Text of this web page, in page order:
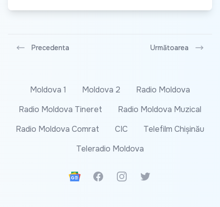
Precedenta Următoarea
Moldova 1 Moldova 2
Radio Moldova
Radio Moldova Tineret
Radio Moldova Muzical
Radio Moldova Comrat
CIC
Telefilm Chișinău
Teleradio Moldova
Google News
FacebookInstagramTwitter